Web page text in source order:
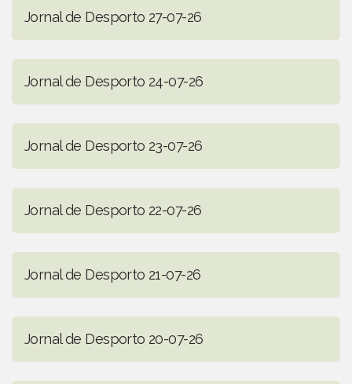
Jornal de Desporto 27-07-26
Jornal de Desporto 24-07-26
Jornal de Desporto 23-07-26
Jornal de Desporto 22-07-26
Jornal de Desporto 21-07-26
Jornal de Desporto 20-07-26